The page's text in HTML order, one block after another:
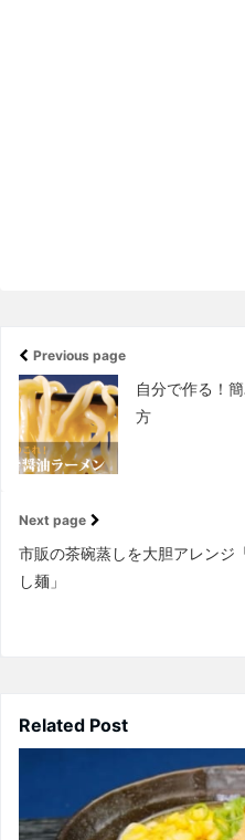
Previous page
自分で作る！
方
Next page
市販の茶碗蒸しを大胆アレンジ
し麺」
Related Post